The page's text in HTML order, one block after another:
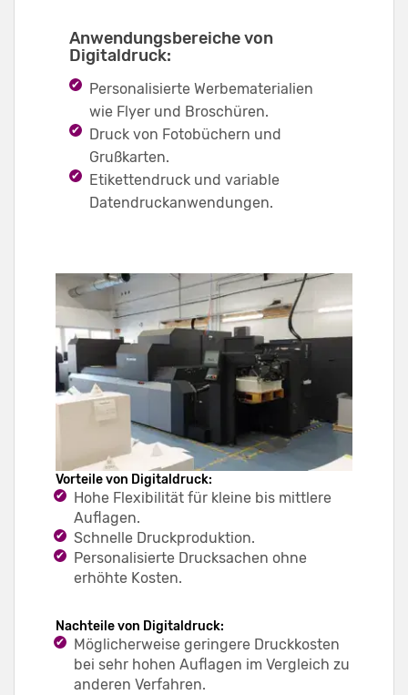
Anwendungsbereiche von
Digitaldruck:
Personalisierte Werbematerialien
wie Flyer und Broschüren.
Druck von Fotobüchern und
Grußkarten.
Etikettendruck und variable
Datendruckanwendungen.
Vorteile von Digitaldruck:
Hohe Flexibilität für kleine bis mittlere
Auflagen.
Schnelle Druckproduktion.
Personalisierte Drucksachen ohne
erhöhte Kosten.
Nachteile von Digitaldruck:
Möglicherweise geringere Druckkosten
bei sehr hohen Auflagen im Vergleich zu
anderen Verfahren.